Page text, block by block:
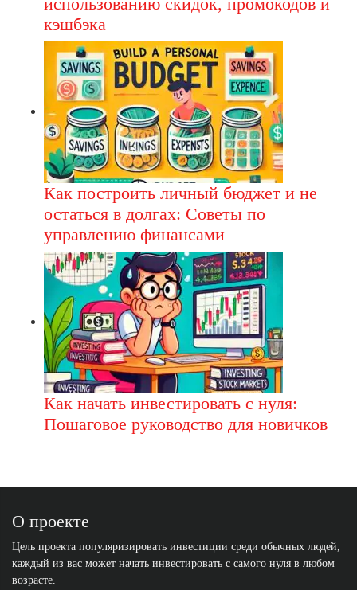
кэшбэка
Как построить личный бюджет и не
остаться в долгах: Советы по
управлению финансами
Как начать инвестировать с нуля:
Пошаговое руководство для новичков
О проекте
Цель проекта популяризировать инвестиции среди обычных людей,
каждый из вас может начать инвестировать с самого нуля в любом
возрасте.